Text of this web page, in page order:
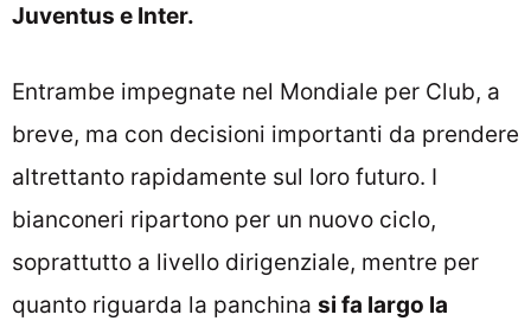
Juventus e Inter.
Entrambe impegnate nel Mondiale per Club, a
breve, ma con decisioni importanti da prendere
altrettanto rapidamente sul loro futuro. I
bianconeri ripartono per un nuovo ciclo,
soprattutto a livello dirigenziale, mentre per
quanto riguarda la panchina si fa largo la